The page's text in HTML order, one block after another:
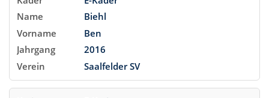
Biehl
Ben
2016
Saalfelder SV